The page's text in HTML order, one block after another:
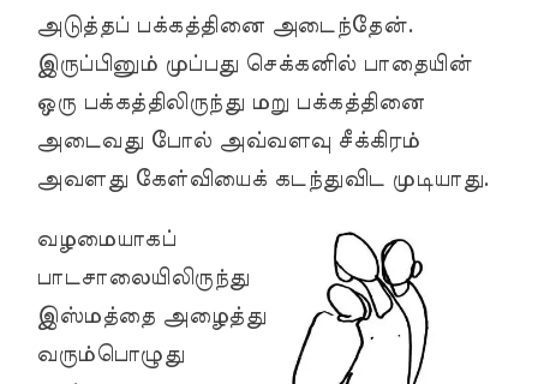
அடுத்தப் பக்கத்தினை அடைந்தேன்.
இருப்பினும் முப்பது செக்கனில் பாதையின்
ஒரு பக்கத்திலிருந்து மறு பக்கத்தினை
அடைவது போல் அவ்வளவு சீக்கிரம்
அவளது கேள்வியைக் கடந்துவிட முடியாது.
வழமையாகப்
பாடசாலையிலிருந்து
இஸ்மத்தை அழைத்து
வரும்பொழுது